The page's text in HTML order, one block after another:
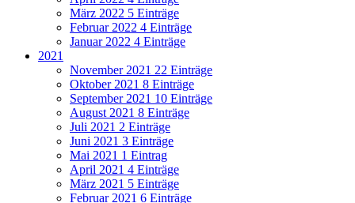
März 2022 5 Einträge
Februar 2022 4 Einträge
Januar 2022 4 Einträge
2021
November 2021 22 Einträge
Oktober 2021 8 Einträge
September 2021 10 Einträge
August 2021 8 Einträge
Juli 2021 2 Einträge
Juni 2021 3 Einträge
Mai 2021 1 Eintrag
April 2021 4 Einträge
März 2021 5 Einträge
Februar 2021 6 Einträge